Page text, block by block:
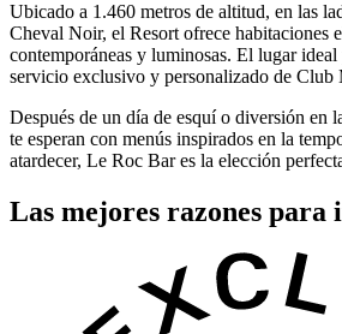
Ubicado a 1.460 metros de altitud, en las
Cheval Noir, el Resort ofrece habitaciones
contemporáneas y luminosas. El lugar
servicio exclusivo y personalizado de Club
Después de un día de esquí o diversión en
te esperan con menús inspirados en la
atardecer, Le Roc Bar es la elección
Las mejores razones para